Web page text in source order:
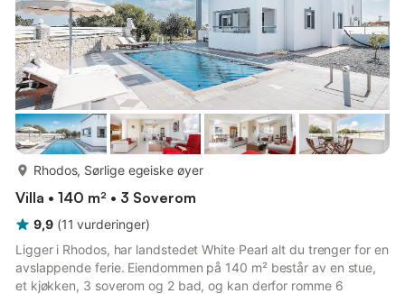
Rhodos, Sørlige egeiske øyer
Villa • 140 m² • 3 Soverom
9,9 (11 vurderinger)
Ligger i Rhodos, har landstedet White Pearl alt du trenger for en
avslappende ferie. Eiendommen på 140 m² består av en stue,
et kjøkken, 3 soverom og 2 bad, og kan derfor romme 6